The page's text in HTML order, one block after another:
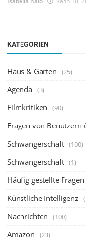
KATEGORIEN
Haus & Garten (25)
Agenda (3)
Filmkritiken (90)
Fragen von Benutzern
Schwangerschaft (100)
Schwangerschaft (1)
Häufig gestellte
Künstliche Intelligenz
Nachrichten (100)
Amazon (23)